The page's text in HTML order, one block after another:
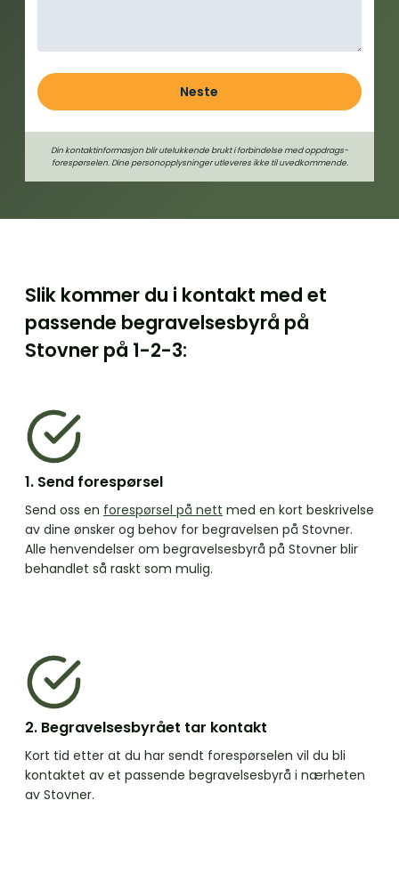
Neste
Din kontaktinformasjon blir utelukkende brukt i forbindelse med oppdrags­
forespørselen. Dine person­­opplysninger utleveres ikke til uvedkommende.
Slik kommer du i kontakt med et
passende begravelsesbyrå på
Stovner på 1-2-3:
1. Send forespørsel
Send oss en forespørsel på nett med en kort beskrivelse
av dine ønsker og behov for begravelsen på Stovner.
Alle henvendelser om begravelsesbyrå på Stovner blir
behandlet så raskt som mulig.
2. Begravelsesbyrået tar kontakt
Kort tid etter at du har sendt forespørselen vil du bli
kontaktet av et passende begravelsesbyrå i nærheten
av Stovner.